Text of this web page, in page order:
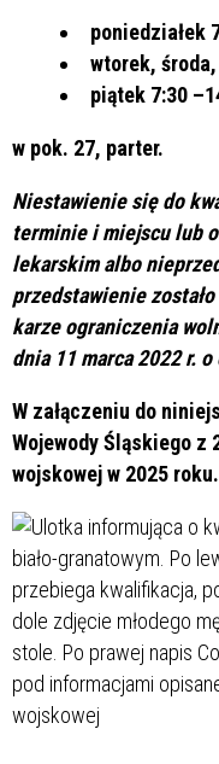
poniedziałek
wtorek,
piątek 7:30
w pok. 27, parter.
Niestawienie się do
terminie i miejscu lub
lekarskim albo
przedstawienie
karze ograniczenia
dnia 11 marca 2022 r.
W załączeniu do
Wojewody Śląskiego
wojskowej w 2025 roku.